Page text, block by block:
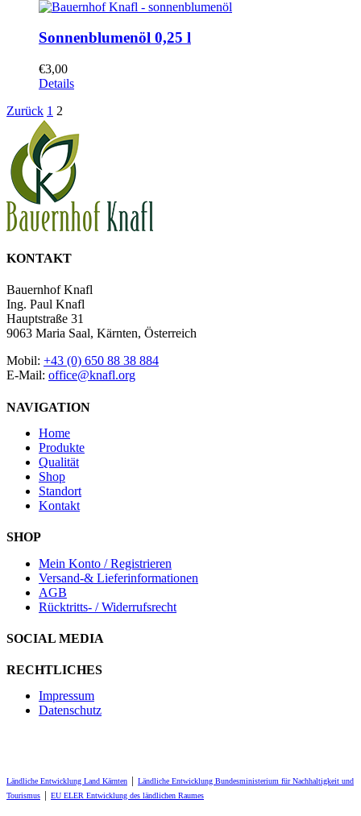
Sonnenblumenöl 0,25 l
€3,00
Details
Zurück 1 2
KONTAKT
Bauernhof Knafl
Ing. Paul Knafl
Hauptstraße 31
9063 Maria Saal, Kärnten, Österreich
Mobil: +43 (0) 650 88 38 884
E-Mail: office@knafl.org
NAVIGATION
Home
Produkte
Qualität
Shop
Standort
Kontakt
SHOP
Mein Konto / Registrieren
Versand-& Lieferinformationen
AGB
Rücktritts- / Widerrufsrecht
SOCIAL MEDIA
RECHTLICHES
Impressum
Datenschutz
Ländliche Entwicklung Land Kärnten
Ländliche Entwicklung Bundesministerium für Nachhaltigkeit und
Tourismus
EU ELER Entwicklung des ländlichen Raumes